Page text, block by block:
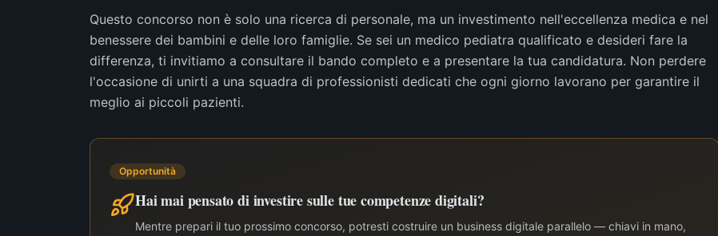
Questo concorso non è solo una ricerca di personale, ma un investimento nell'eccellenza medica e nel
benessere dei bambini e delle loro famiglie. Se sei un medico pediatra qualificato e desideri fare la
differenza, ti invitiamo a consultare il bando completo e a presentare la tua candidatura. Non perdere
l'occasione di unirti a una squadra di professionisti dedicati che ogni giorno lavorano per garantire il
meglio ai piccoli pazienti.
Opportunità
Hai mai pensato di investire sulle tue competenze digitali?
Mentre prepari il tuo prossimo concorso, potresti costruire un business digitale parallelo — chiavi in mano,